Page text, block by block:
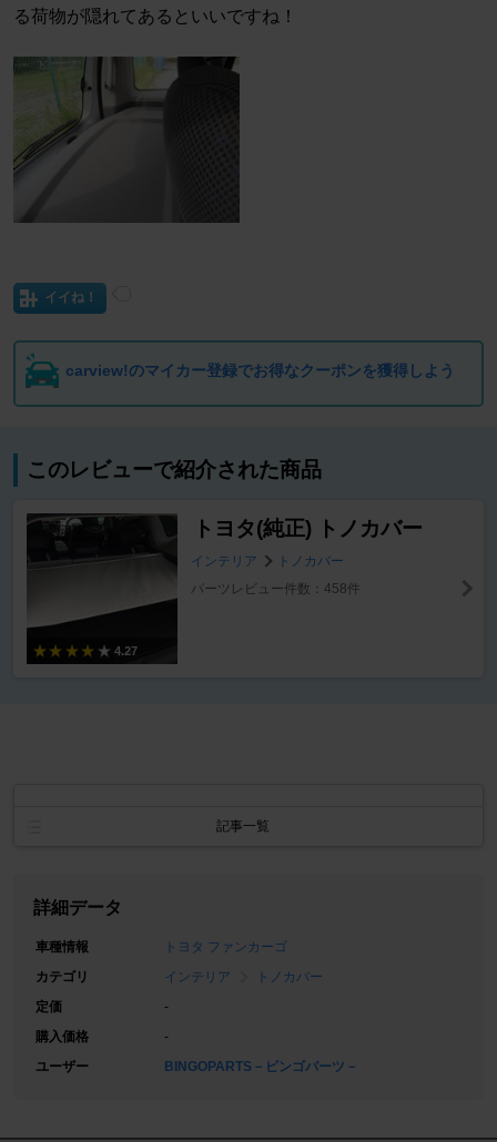
る荷物が隠れてあるといいですね！
イイね！
carview!のマイカー登録でお得なクーポンを獲得しよう
このレビューで紹介された商品
4.27
トヨタ(純正) トノカバー
インテリア
トノカバー
パーツレビュー件数：458件
記事一覧
詳細データ
車種情報
トヨタ ファンカーゴ
カテゴリ
インテリア
トノカバー
定価
-
購入価格
-
ユーザー
BINGOPARTS－ビンゴパーツ－